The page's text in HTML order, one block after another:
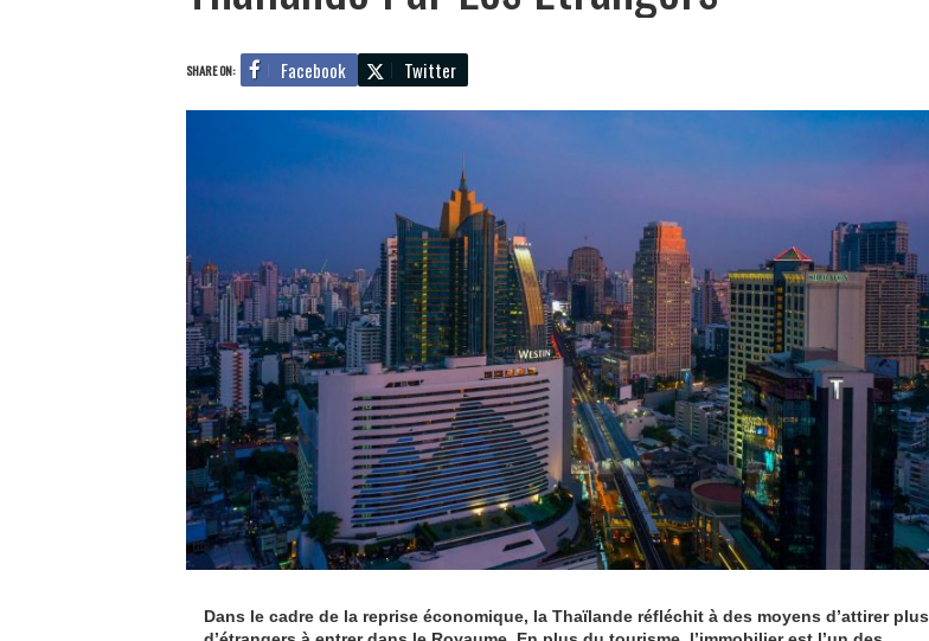
SHARE ON: Facebook Twitter
Dans le cadre de la reprise économique, la Thaïlande réfléchit à des moyens d’attirer plus